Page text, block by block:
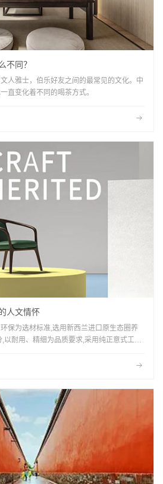
不同？
人雅士，伯乐好友之间的最常见的文化。中
直变化着不同的喝茶方式。
人文情怀
保为选材标准,选用新西兰进口原生态圈养
以耐用、精细为品质要求,采用纯正意式工艺,
中西融合之美、引领潮流的作品.